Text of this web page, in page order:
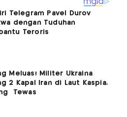
Telegram Pavel Durov
dengan Tuduhan
Teroris
Meluas! Militer Ukraina
2 Kapal Iran di Laut Kaspia,
Tewas